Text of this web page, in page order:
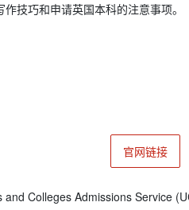
技巧和申请英国本科的注意事项。
官网链接
and Colleges Admissions Service